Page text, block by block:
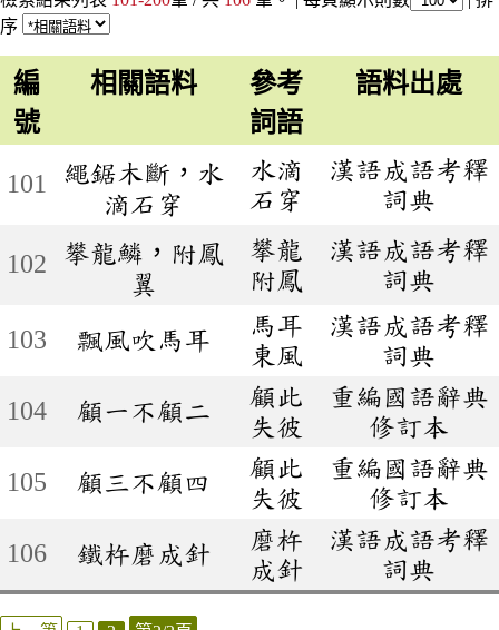
序
編
號
相關語料
參考
詞語
語料出處
101
繩鋸木斷，水
滴石穿
水滴
石穿
漢語成語考釋
詞典
102
攀龍鱗，附鳳
翼
攀龍
附鳳
漢語成語考釋
詞典
103 飄風吹馬耳
馬耳
東風
漢語成語考釋
詞典
104
顧一不顧二
顧此
失彼
重編國語辭典
修訂本
105
顧三不顧四
顧此
失彼
重編國語辭典
修訂本
106
鐵杵磨成針
磨杵
成針
漢語成語考釋
詞典